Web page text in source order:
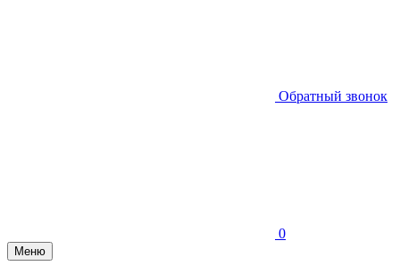
Обратный звонок
0
Меню